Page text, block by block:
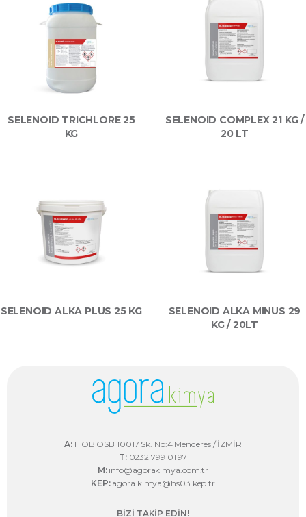
SELENOID TRICHLORE 25
KG
SELENOID COMPLEX 21 KG /
20 LT
SELENOID ALKA PLUS 25 KG
SELENOID ALKA MINUS 29
KG / 20LT
A:ITOB OSB 10017 Sk. No:4 Menderes / İZMİR
T:0232 799 01 97
M:info@agorakimya.com.tr
KEP:agora.kimya@hs03.kep.tr
BİZİ TAKİP EDİN!